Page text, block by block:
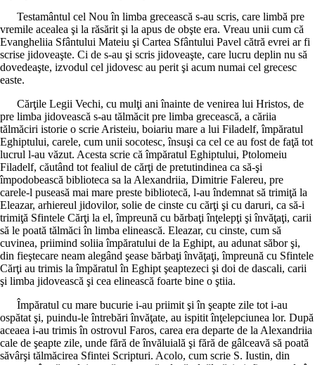
Testamântul cel Nou în limba grecească s-au scris, care limbă pre
vremile acealea şi la răsărit şi la apus de obşte era. Vreau unii cum că
Evangheliia Sfântului Mateiu şi Cartea Sfântului Pavel cătră evrei ar fi
scrise jidoveaşte. Ci de s-au şi scris jidoveaşte, care lucru deplin nu să
dovedeaşte, izvodul cel jidovesc au perit şi acum numai cel grecesc
easte.
Cărţile Legii Vechi, cu mulţi ani înainte de venirea lui Hristos, de
pre limba jidovească s-au tălmăcit pre limba grecească, a căriia
tălmăciri istorie o scrie Aristeiu, boiariu mare a lui Filadelf, împăratul
Eghiptului, carele, cum unii socotesc, însuşi ca cel ce au fost de faţă tot
lucrul l-au văzut. Acesta scrie că împăratul Eghiptului, Ptolomeiu
Filadelf, căutând tot fealiul de cărţi de pretutindinea ca să-şi
împodobească biblioteca sa la Alexandriia, Dimitrie Falereu, pre
carele-l puseasă mai mare preste bibliotecă, l-au îndemnat să trimiţă la
Eleazar, arhiereul jidovilor, solie de cinste cu cărţi şi cu daruri, ca să-i
trimiţă Sfintele Cărţi la el, împreună cu bărbaţi înţelepţi şi învăţaţi, carii
să le poată tălmăci în limba elinească. Eleazar, cu cinste, cum să
cuvinea, priimind soliia împăratului de la Eghipt, au adunat săbor şi,
din fieştecare neam alegând şease bărbaţi învăţaţi, împreună cu Sfintele
Cărţi au trimis la împăratul în Eghipt şeaptezeci şi doi de dascali, carii
şi limba jidovească şi cea elinească foarte bine o ştiia.
Împăratul cu mare bucurie i-au priimit şi în şeapte zile tot i-au
ospătat şi, puindu-le întrebări învăţate, au ispitit înţelepciunea lor. După
aceaea i-au trimis în ostrovul Faros, carea era departe de la Alexandriia
cale de şeapte zile, unde fără de învăluială şi fără de gâlceavă să poată
săvârşi tălmăcirea Sfintei Scripturi. Acolo, cum scrie S. Iustin, din